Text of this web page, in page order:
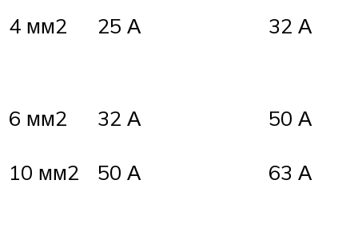
4 мм2 25 А 32 А
6 мм2 32 А 50 А
10 мм2 50 А 63 А